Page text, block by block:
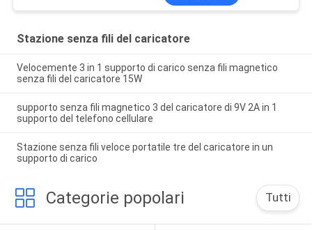
Stazione senza fili del caricatore
Velocemente 3 in 1 supporto di carico senza fili magnetico
senza fili del caricatore 15W
supporto senza fili magnetico 3 del caricatore di 9V 2A in 1
supporto del telefono cellulare
Stazione senza fili veloce portatile tre del caricatore in un
supporto di carico
Categorie popolari Tutti